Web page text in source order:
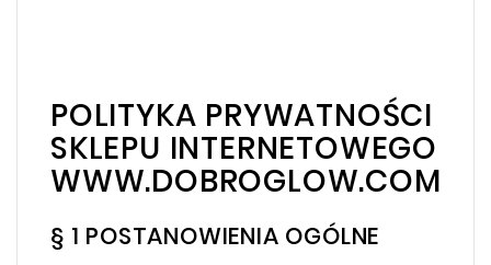
POLITYKA PRYWATNOŚCI
SKLEPU INTERNETOWEGO
WWW.DOBROGLOW.COM
§ 1 POSTANOWIENIA OGÓLNE